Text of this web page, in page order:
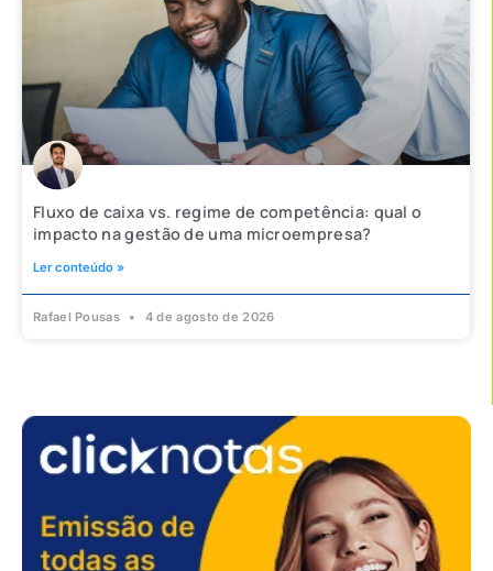
Fluxo de caixa vs. regime de competência: qual o
impacto na gestão de uma microempresa?
Ler conteúdo »
Rafael Pousas 4 de agosto de 2026